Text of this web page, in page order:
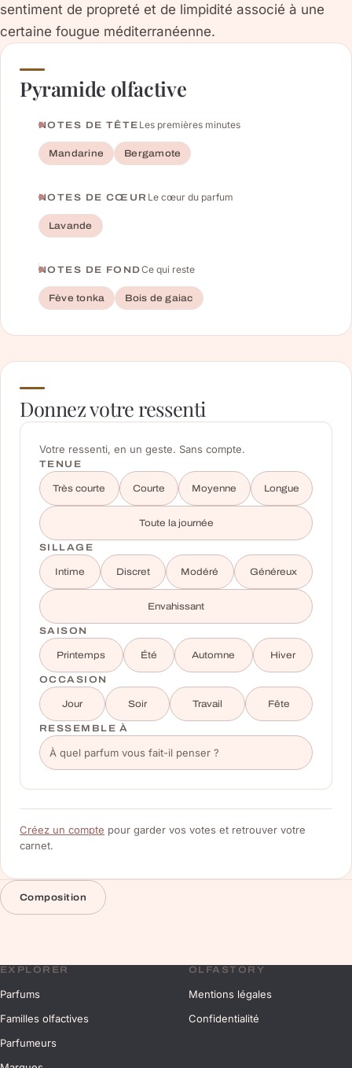
sentiment de propreté et de limpidité associé à une
certaine fougue méditerranéenne.
Pyramide olfactive
NOTES DE TÊTE Les premières minutes
Mandarine Bergamote
NOTES DE CŒUR Le cœur du parfum
Lavande
NOTES DE FONDCe qui reste
Fève tonka Bois de gaiac
Donnez votre ressenti
Votre ressenti, en un geste. Sans compte.
TENUE
Très courte Courte Moyenne Longue
Toute la journée
SILLAGE
Intime Discret Modéré Généreux
Envahissant
SAISON
Printemps Été Automne Hiver
OCCASION
Jour Soir Travail Fête
RESSEMBLE À
Créez un compte pour garder vos votes et retrouver votre
carnet.
Composition
EXPLORER
Parfums
Familles olfactives
Parfumeurs
OLFASTORY
Mentions légales
Confidentialité